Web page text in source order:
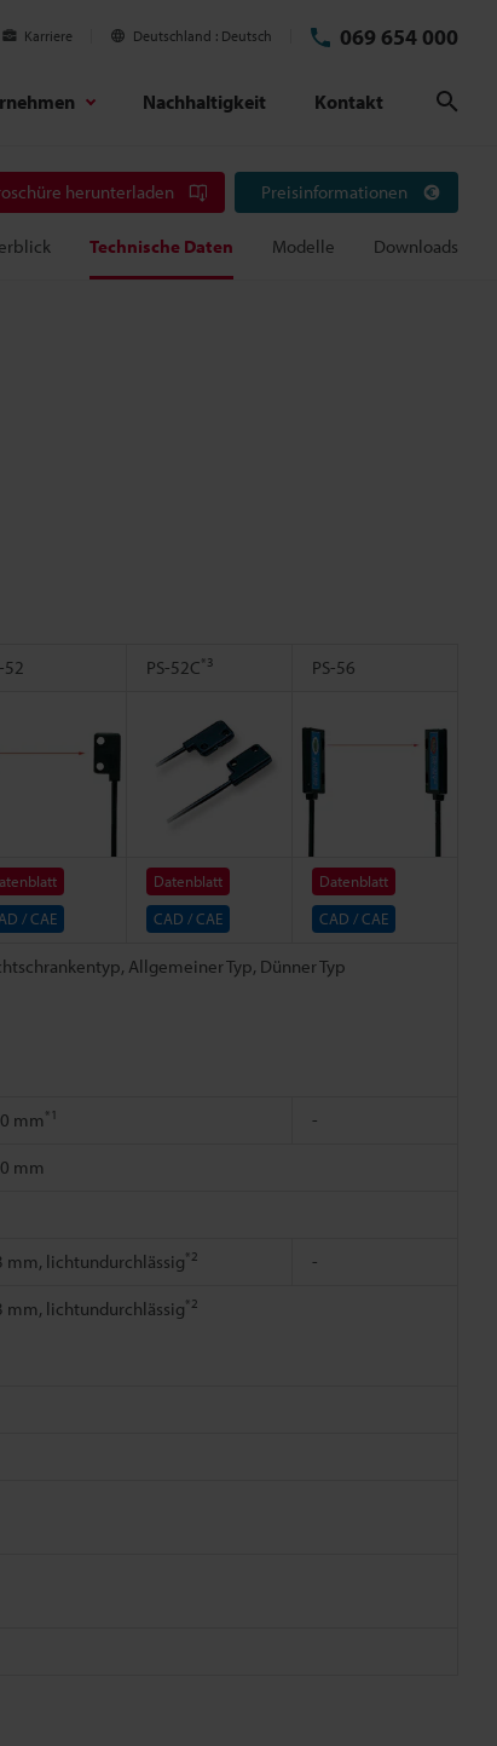
Karriere Deutschland Deutsch 069 654 000
Nachhaltigkeit Kontakt
herunterladen Preisinformationen
Technische Daten Modelle Downloads
52 PS-52C*3 PS-56
/ CAE
Datenblatt
CAD / CAE
Datenblatt
CAD / CAE
Allgemeiner Typ, Dünner Typ
mm *1 -
mm
mm, lichtundurchlässig*2 -
mm, lichtundurchlässig*2